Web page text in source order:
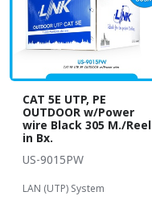
CAT 5E UTP, PE
OUTDOOR w/Power
wire Black 305 M./Reel
in Bx.
US-9015PW
LAN (UTP) System